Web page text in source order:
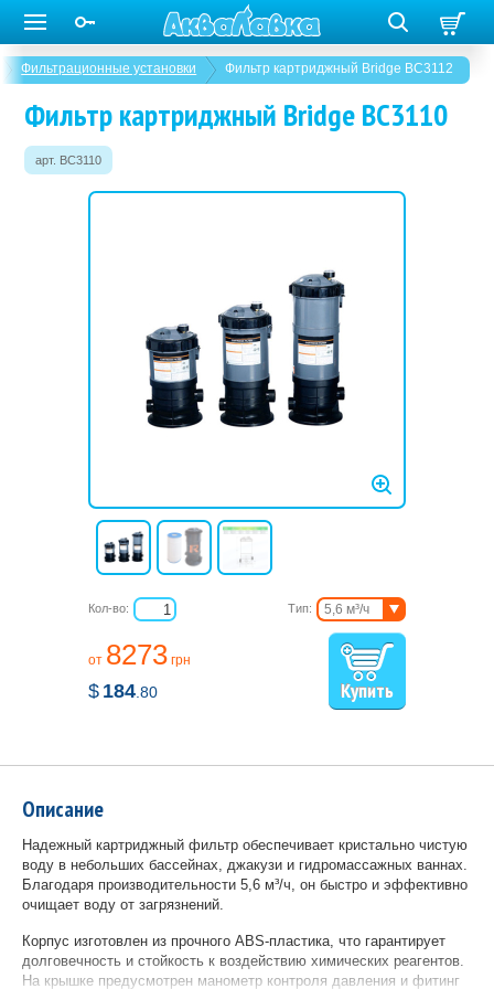
Фильтрационные установки Фильтр картриджный Bridge BC3112
Фильтр картриджный Bridge BC3110
арт. BC3110
от 8273 грн
$ 184 .80
Кол-во: Тип:
5,6 м³/ч
11,3 м³/ч
Описание
Надежный картриджный фильтр обеспечивает кристально чистую
воду в небольших бассейнах, джакузи и гидромассажных ваннах.
Благодаря производительности 5,6 м³/ч, он быстро и эффективно
очищает воду от загрязнений.
Корпус изготовлен из прочного ABS-пластика, что гарантирует
долговечность и стойкость к воздействию химических реагентов.
На крышке предусмотрен манометр контроля давления и фитинг